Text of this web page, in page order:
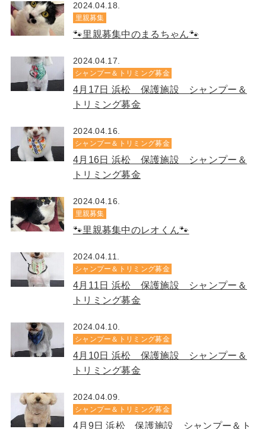
2024.04.18.
里親募集
🐾里親募集中のまるちゃん🐾
2024.04.17.
シャンプー＆トリミング募金
4月17日 浜松 保護施設 シャンプー＆
トリミング募金
2024.04.16.
シャンプー＆トリミング募金
4月16日 浜松 保護施設 シャンプー＆
トリミング募金
2024.04.16.
里親募集
🐾里親募集中のレオくん🐾
2024.04.11.
シャンプー＆トリミング募金
4月11日 浜松 保護施設 シャンプー＆
トリミング募金
2024.04.10.
シャンプー＆トリミング募金
4月10日 浜松 保護施設 シャンプー＆
トリミング募金
2024.04.09.
シャンプー＆トリミング募金
4月9日 浜松 保護施設 シャンプー＆ト